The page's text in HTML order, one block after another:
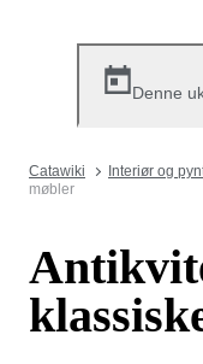
Denne
Catawiki Interiør og
møbler